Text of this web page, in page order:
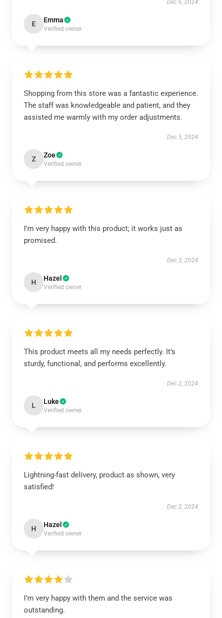
Dec 6, 2024
E Emma
Verified owner
Shopping from this store was a fantastic experience.
The staff was knowledgeable and patient, and they
assisted me warmly with my order adjustments.
Dec 5, 2024
Z Zoe
Verified owner
I’m very happy with this product; it works just as
promised.
Dec 3, 2024
H Hazel
Verified owner
This product meets all my needs perfectly. It’s
sturdy, functional, and performs excellently.
Dec 2, 2024
L Luke
Verified owner
Lightning-fast delivery, product as shown, very
satisfied!
Dec 2, 2024
H Hazel
Verified owner
I’m very happy with them and the service was
outstanding.